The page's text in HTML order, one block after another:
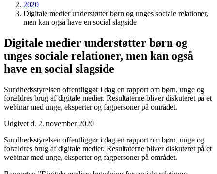
2020
Digitale medier understøtter børn og unges sociale relationer,
men kan også have en social slagside
Digitale medier understøtter børn og
unges sociale relationer, men kan også
have en social slagside
Sundhedsstyrelsen offentliggør i dag en rapport om børn, unge og
forældres brug af digitale medier. Resultaterne bliver diskuteret på et
webinar med unge, eksperter og fagpersoner på området.
Udgivet d. 2. november 2020
Sundhedsstyrelsen offentliggør i dag en rapport om børn, unge og
forældres brug af digitale medier. Resultaterne bliver diskuteret på et
webinar med unge, eksperter og fagpersoner på området.